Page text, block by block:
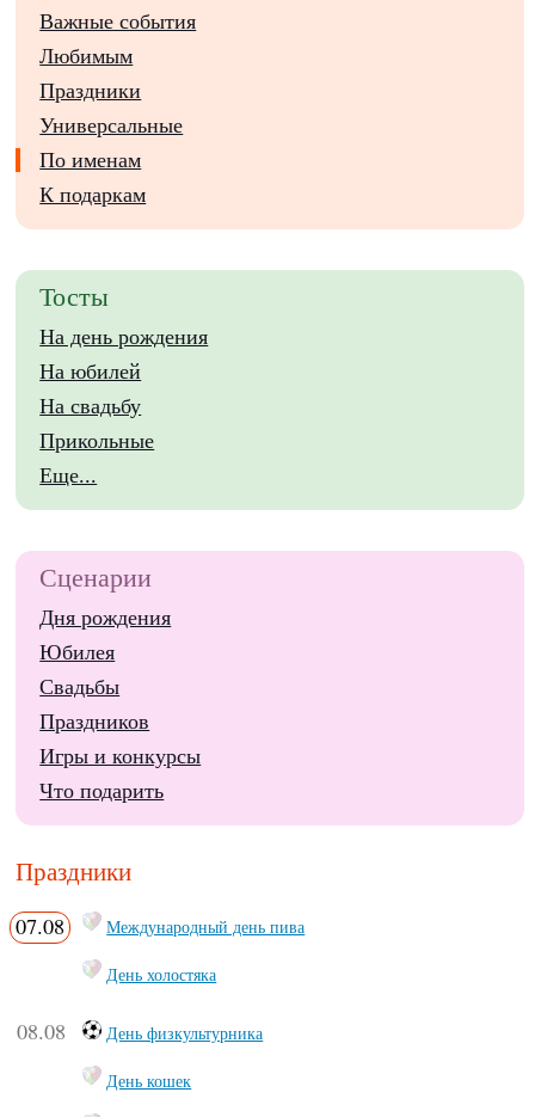
Важные события
Любимым
Праздники
Универсальные
По именам
К подаркам
Тосты
На день рождения
На юбилей
На свадьбу
Прикольные
Еще...
Сценарии
Дня рождения
Юбилея
Свадьбы
Праздников
Игры и конкурсы
Что подарить
Праздники
07.08 Международный день пива
День холостяка
08.08 День физкультурника
День кошек